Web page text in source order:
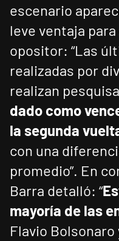
escenario
leve ventaja
opositor: “Las
realizadas por
realizan
dado como
la segunda
con una
promedio”. En
Barra detalló: “
mayoría de las
Flavio